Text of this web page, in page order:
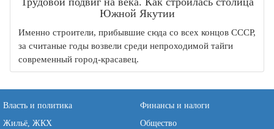
Южной Якутии
Именно строители, прибывшие сюда со всех концов СССР,
за считаные годы возвели среди непроходимой тайги
современный город-красавец.
Власть и политика
Финансы и налоги
Жильё, ЖКХ
Общество